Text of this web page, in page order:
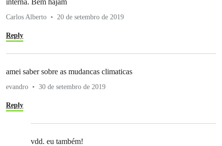
interna. Bem hajam
Carlos Alberto 20 de setembro de 2019
Reply
amei saber sobre as mudancas climaticas
evandro 30 de setembro de 2019
Reply
vdd. eu também!